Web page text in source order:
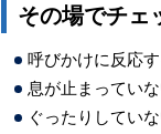
その場でチェ
呼びかけに反応
息が止まってい
ぐったりしてい